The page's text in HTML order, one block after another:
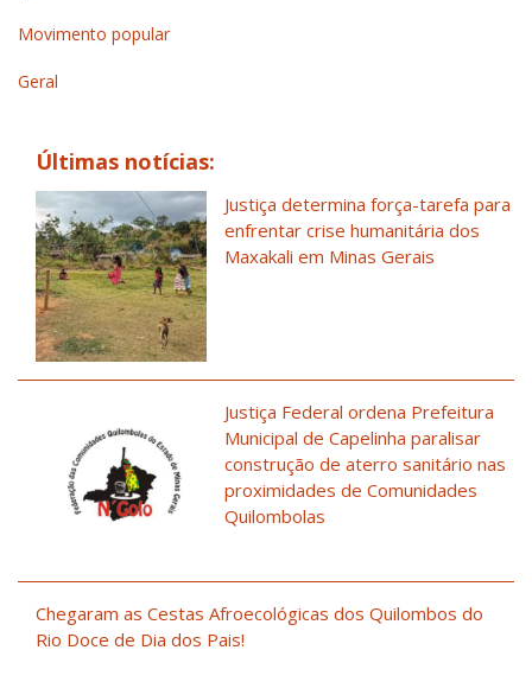
Movimento popular
Geral
Últimas notícias:
Justiça determina força-tarefa para
enfrentar crise humanitária dos
Maxakali em Minas Gerais
Justiça Federal ordena Prefeitura
Municipal de Capelinha paralisar
construção de aterro sanitário nas
proximidades de Comunidades
Quilombolas
Chegaram as Cestas Afroecológicas dos Quilombos do
Rio Doce de Dia dos Pais!